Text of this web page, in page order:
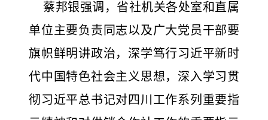
蔡邦银强调，省社机关各处室和直属
单位主要负责同志以及广大党员干部要
旗帜鲜明讲政治，深学笃行习近平新时
代中国特色社会主义思想，深入学习贯
彻习近平总书记对四川工作系列重要指